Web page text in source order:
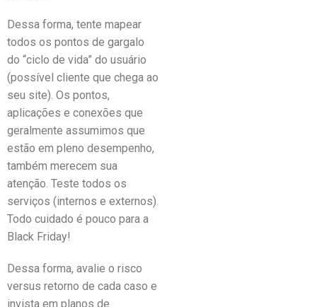
Dessa forma, tente mapear
todos os pontos de gargalo
do “ciclo de vida” do usuário
(possível cliente que chega ao
seu site). Os pontos,
aplicações e conexões que
geralmente assumimos que
estão em pleno desempenho,
também merecem sua
atenção. Teste todos os
serviços (internos e externos).
Todo cuidado é pouco para a
Black Friday!
Dessa forma, avalie o risco
versus retorno de cada caso e
invista em planos de